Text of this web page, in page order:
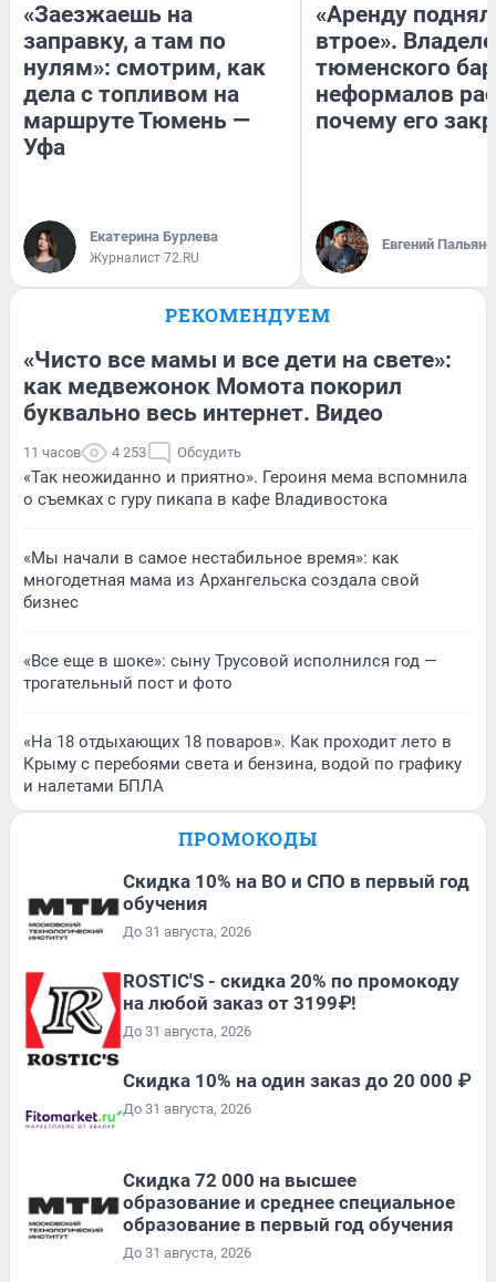
«Заезжаешь на
заправку, а там по
нулям»: смотрим, как
дела с топливом на
маршруте Тюмень —
Уфа
Екатерина Бурлева
Журналист 72.RU
«Аренду
втрое».
тюменского
неформалов
почему его
Евгений
РЕКОМЕНДУЕМ
«Чисто все мамы и все дети на свете»:
как медвежонок Момота покорил
буквально весь интернет. Видео
11 часов 4 253 Обсудить
«Так неожиданно и приятно». Героиня мема вспомнила
о съемках с гуру пикапа в кафе Владивостока
«Мы начали в самое нестабильное время»: как
многодетная мама из Архангельска создала свой
бизнес
«Все еще в шоке»: сыну Трусовой исполнился год —
трогательный пост и фото
«На 18 отдыхающих 18 поваров». Как проходит лето в
Крыму с перебоями света и бензина, водой по графику
и налетами БПЛА
ПРОМОКОДЫ
Скидка 10% на ВО и СПО в первый год
обучения
До 31 августа, 2026
ROSTIC'S - скидка 20% по промокоду
на любой заказ от 3199₽!
До 31 августа, 2026
Скидка 10% на один заказ до 20 000 ₽
До 31 августа, 2026
Скидка 72 000 на высшее
образование и среднее специальное
образование в первый год обучения
До 31 августа, 2026